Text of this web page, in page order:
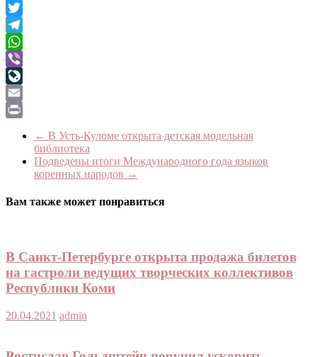
Facebook
Twitter
Telegram
WhatsApp
Viber
LiveJournal
Email
← В Усть-Куломе открыта детская модельная
библиотека
Подведены итоги Международного года языков
коренных народов →
Вам также может понравиться
В Санкт-Петербурге открыта продажа билетов
на гастроли ведущих творческих коллективов
Республики Коми
20.04.2021 admin